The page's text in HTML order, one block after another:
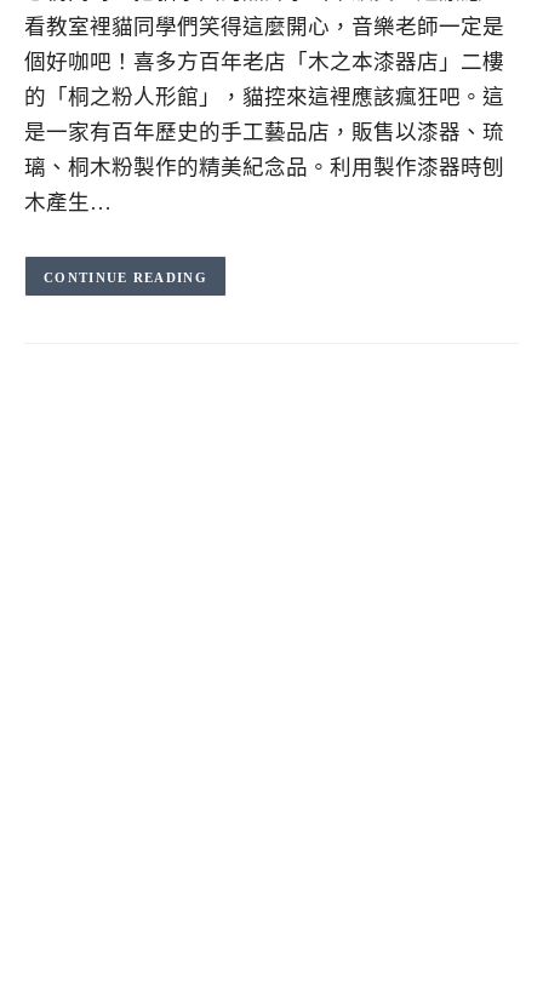
看教室裡貓同學們笑得這麼開心，音樂老師一定是
個好咖吧！喜多方百年老店「木之本漆器店」二樓
的「桐之粉人形館」，貓控來這裡應該瘋狂吧。這
是一家有百年歷史的手工藝品店，販售以漆器、琉
璃、桐木粉製作的精美紀念品。利用製作漆器時刨
木產生…
CONTINUE READING